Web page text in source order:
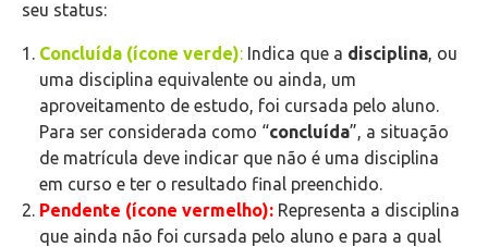
seu status:
Concluída (ícone verde): Indica que a disciplina , ou
uma disciplina equivalente ou ainda, um
aproveitamento de estudo, foi cursada pelo aluno.
Para ser considerada como “concluída”, a situação
de matrícula deve indicar que não é uma disciplina
em curso e ter o resultado final preenchido.
Pendente (ícone vermelho): Representa a disciplina
que ainda não foi cursada pelo aluno e para a qual